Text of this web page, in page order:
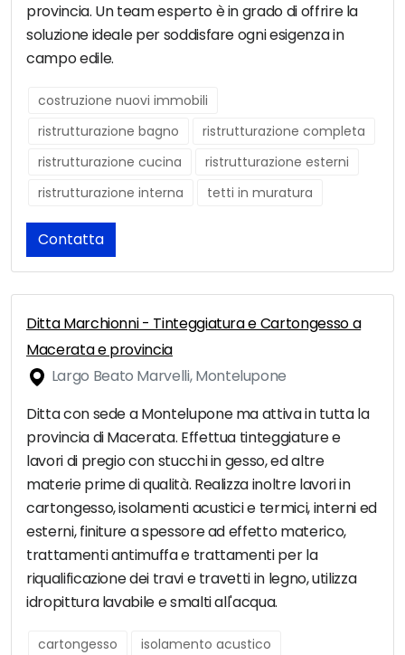
provincia. Un team esperto è in grado di offrire la
soluzione ideale per soddisfare ogni esigenza in
campo edile.
costruzione nuovi immobili
ristrutturazione bagno
ristrutturazione completa
ristrutturazione cucina
ristrutturazione esterni
ristrutturazione interna
tetti in muratura
Contatta
Ditta Marchionni - Tinteggiatura e Cartongesso a
Macerata e provincia
Largo Beato Marvelli, Montelupone
Ditta con sede a Montelupone ma attiva in tutta la
provincia di Macerata. Effettua tinteggiature e
lavori di pregio con stucchi in gesso, ed altre
materie prime di qualità. Realizza inoltre lavori in
cartongesso, isolamenti acustici e termici, interni ed
esterni, finiture a spessore ad effetto materico,
trattamenti antimuffa e trattamenti per la
riqualificazione dei travi e travetti in legno, utilizza
idropittura lavabile e smalti all'acqua.
cartongesso
isolamento acustico